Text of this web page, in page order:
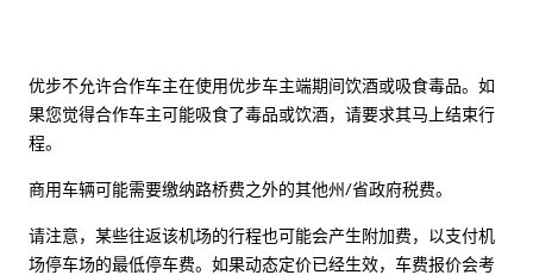
优步不允许合作车主在使用优步车主端期间饮酒或吸食毒品。如
果您觉得合作车主可能吸食了毒品或饮酒，请要求其马上结束行
程。
商用车辆可能需要缴纳路桥费之外的其他州/省政府税费。
请注意，某些往返该机场的行程也可能会产生附加费，以支付机
场停车场的最低停车费。如果动态定价已经生效，车费报价会考